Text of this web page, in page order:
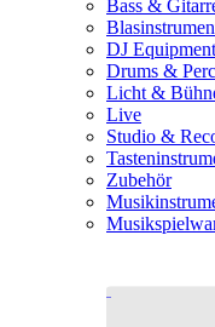
Bass &
DJ Equipment
Drums &
Licht &
Live
Studio &
Zubehör